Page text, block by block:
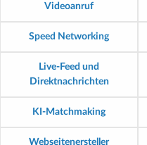
Videoanruf
Speed Networking
Live-Feed und
Direktnachrichten
KI-Matchmaking
Webseitenersteller